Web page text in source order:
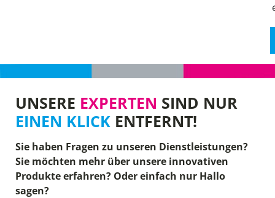
UNSERE EXPERTEN SIND NUR
EINEN KLICK ENTFERNT!
Sie haben Fragen zu unseren Dienstleistungen?
Sie möchten mehr über unsere innovativen
Produkte erfahren? Oder einfach nur Hallo
sagen?